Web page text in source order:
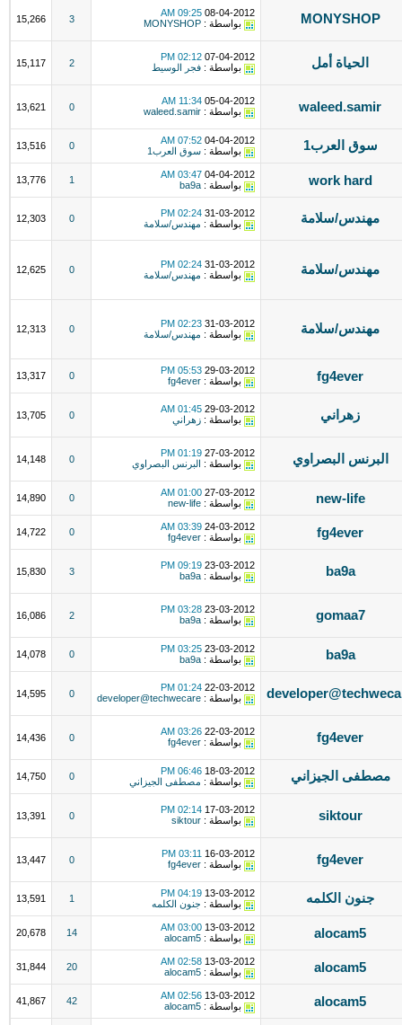
MONYSHOP
08-04-2012
09:25 AM
بواسطة : MONYSHOP
3
15,266
الحياة أمل 07-04-2012
02:12 PM
بواسطة : فجر الوسيط 2
15,117
waleed.samir
05-04-2012
11:34 AM
بواسطة : waleed.samir
0
13,621
سوق العرب1 04-04-2012
07:52 AM
بواسطة : سوق العرب1 0
13,516
work hard
04-04-2012
03:47 AM
بواسطة : ba9a
1
13,776
مهندس/سلامة 31-03-2012
02:24 PM
بواسطة : مهندس/سلامة 0
12,303
مهندس/سلامة 31-03-2012
02:24 PM
بواسطة : مهندس/سلامة 0
12,625
مهندس/سلامة 31-03-2012
02:23 PM
بواسطة : مهندس/سلامة 0
12,313
fg4ever
29-03-2012
05:53 PM
بواسطة : fg4ever
0
13,317
زهراني 29-03-2012
01:45 AM
بواسطة : زهراني 0
13,705
البرنس البصراوي 27-03-2012
01:19 PM
بواسطة :
البرنس البصراوي 0
14,148
new-life
27-03-2012
01:00 AM
بواسطة : new-life
0
14,890
fg4ever
24-03-2012
03:39 AM
بواسطة : fg4ever
0
14,722
ba9a
23-03-2012
09:19 PM
بواسطة : ba9a
3
15,830
gomaa7
23-03-2012
03:28 PM
بواسطة : ba9a
2
16,086
ba9a
23-03-2012
03:25 PM
بواسطة : ba9a
0
14,078
22-03-2012
01:24 PM
بواسطة : developer@techwecare
0
14,595
fg4ever
22-03-2012
03:26 AM
بواسطة : fg4ever
0
14,436
مصطفى الجيزاني 18-03-2012
06:46 PM
بواسطة : مصطفى الجيزاني 0
14,750
siktour
17-03-2012
02:14 PM
بواسطة : siktour
0
13,391
fg4ever
16-03-2012
03:11 PM
بواسطة : fg4ever
0
13,447
جنون الكلمه 13-03-2012
04:19 PM
بواسطة : جنون الكلمه 1
13,591
alocam5
13-03-2012
03:00 AM
بواسطة : alocam5
14
20,678
alocam5
13-03-2012
02:58 AM
بواسطة : alocam5
20
31,844
alocam5
13-03-2012
02:56 AM
بواسطة : alocam5
42
41,867